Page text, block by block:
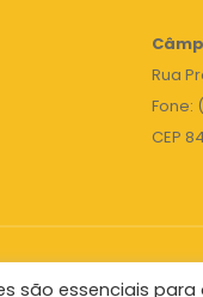
Rua
Fone:
CEP
são essenciais